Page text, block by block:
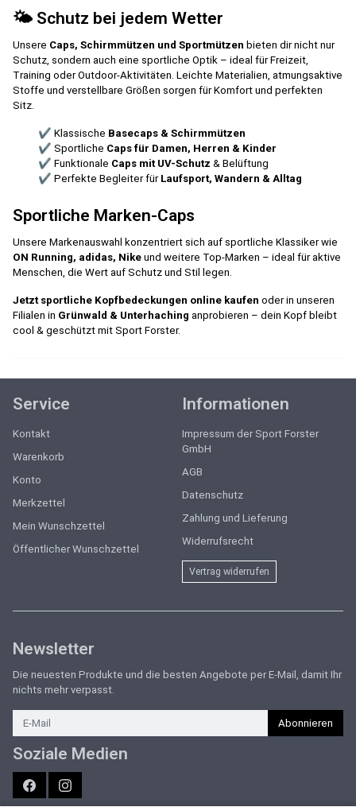
🌤️ Schutz bei jedem Wetter
Unsere Caps, Schirmmützen und Sportmützen bieten dir nicht nur
Schutz, sondern auch eine sportliche Optik – ideal für Freizeit,
Training oder Outdoor-Aktivitäten. Leichte Materialien, atmungsaktive
Stoffe und verstellbare Größen sorgen für Komfort und perfekten
Sitz.
✔ Klassische Basecaps & Schirmmützen
✔ Sportliche Caps für Damen, Herren & Kinder
✔ Funktionale Caps mit UV-Schutz & Belüftung
✔ Perfekte Begleiter für Laufsport, Wandern & Alltag
Sportliche Marken-Caps
Unsere Markenauswahl konzentriert sich auf sportliche Klassiker wie
ON Running, adidas, Nike und weitere Top-Marken – ideal für aktive
Menschen, die Wert auf Schutz und Stil legen.
Jetzt sportliche Kopfbedeckungen online kaufen oder in unseren
Filialen in Grünwald & Unterhaching anprobieren – dein Kopf bleibt
cool & geschützt mit Sport Forster.
Service
Kontakt
Warenkorb
Konto
Merkzettel
Mein Wunschzettel
Öffentlicher Wunschzettel
Informationen
Impressum der Sport Forster
GmbH
AGB
Datenschutz
Zahlung und Lieferung
Widerrufsrecht
Vertrag widerrufen
Newsletter
Die neuesten Produkte und die besten Angebote per E-Mail, damit Ihr
nichts mehr verpasst.
Newsletter
Abonnieren
Soziale Medien
FacebookInstagram